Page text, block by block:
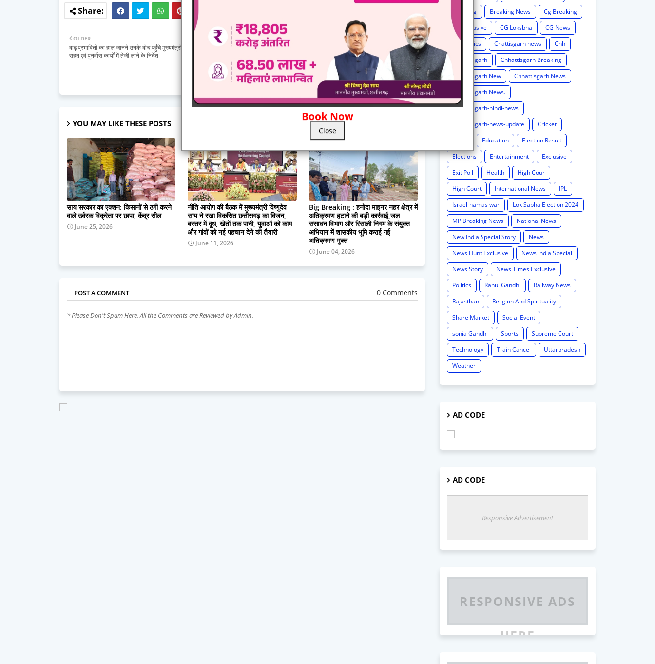
NEWER
मुख्यमंत्री विष्णु देव साय ने बाढ़ राहत कार्यों की समीक्षा की,दंतेवाड़ा सहित सुकमा,
बीजापुर और बस्तर जिलों के उच्चाधिकारियों की बैठक:स्थिति सामान्य होने तक
अधिकारियों को मुस्तैद रहकर जिम्मेदारियों का निर्वहन करने के
OLDER
बाढ़ प्रभावितों का हाल जानने उनके बीच पहुँचे मुख्यमंत्री श्री साय: अधिकारियों को
राहत एवं पुनर्वास कार्यों में तेजी लाने के निर्देश
YOU MAY LIKE THESE POSTS
साय सरकार का एक्शन: किसानों से ठगी करने
वाले उर्वरक विक्रेता पर छापा, केंद्र सील
June 25, 2026
नीति आयोग की बैठक में मुख्यमंत्री विष्णुदेव
साय ने रखा विकसित छत्तीसगढ़ का विजन,
बस्तर में दूध, खेतों तक पानी, युवाओं को काम
और गांवों को नई पहचान देने की तैयारी
June 11, 2026
Big Breaking : हनोदा माइनर नहर क्षेत्र में
अतिक्रमण हटाने की बड़ी कार्रवाई,जल
संसाधन विभाग और रिसाली निगम के संयुक्त
अभियान में शासकीय भूमि कराई गई
अतिक्रमण मुक्त
June 04, 2026
POST A COMMENT 0 Comments
* Please Don't Spam Here. All the Comments are Reviewed by Admin.
Book Now
Close
Breaking
Breaking News
Cg Breaking
CG exclusive
CG Loksbha
CG News
CG politics
Chattisgarh news
Chh
Chhattisgarh
Chhattisgarh Breaking
Chhattisgarh New
Chhattisgarh News
Chhattisgarh News.
Chhattisgarh-hindi-news
Chhattisgarh-news-update
Cricket
Education
Election Result
Elections
Entertainment
Exclusive
Exit Poll
Health
High Cour
High Court
International News
IPL
Israel-hamas war
Lok Sabha Election 2024
MP Breaking News
National News
New India Special Story
News
News Hunt Exclusive
News India Special
News Story
News Times Exclusive
Politics
Rahul Gandhi
Railway News
Rajasthan
Religion And Spirituality
Share Market
Social Event
sonia Gandhi
Sports
Supreme Court
Technology
Train Cancel
Uttarpradesh
Weather
AD CODE
AD CODE
Responsive Advertisement
RESPONSIVE ADS
HERE